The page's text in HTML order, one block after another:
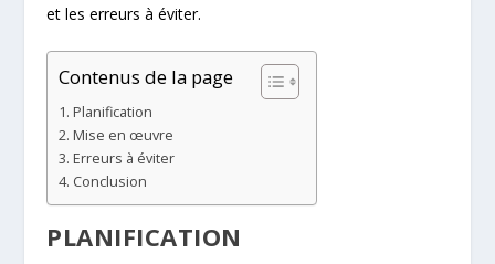
et les erreurs à éviter.
Contenus de la page
Planification
Mise en œuvre
Erreurs à éviter
Conclusion
PLANIFICATION